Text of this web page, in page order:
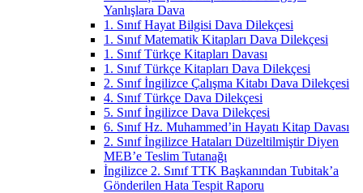
aç
Yanlışlara Dava
1. Sınıf Hayat Bilgisi Dava Dilekçesi
1. Sınıf Matematik Kitapları Dava Dilekçesi
1. Sınıf Türkçe Kitapları Davası
1. Sınıf Türkçe Kitapları Dava Dilekçesi
2. Sınıf İngilizce Çalışma Kitabı Dava Dilekçesi
4. Sınıf Türkçe Dava Dilekçesi
5. Sınıf İngilizce Dava Dilekçesi
6. Sınıf Hz. Muhammed’in Hayatı Kitap Davası
2. Sınıf İngilizce Hataları Düzeltilmiştir Diyen
MEB’e Teslim Tutanağı
İngilizce 2. Sınıf TTK Başkanından Tubitak’a
Gönderilen Hata Tespit Raporu